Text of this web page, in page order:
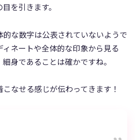
を引きます。
な数字は公表されていないようで
ネートや全体的な印象から見る
身であることは確かですね。
なせる感じが伝わってきます！